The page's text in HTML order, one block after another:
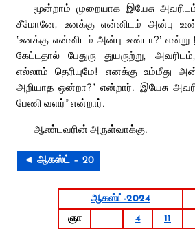
மூன்றாம் முறையாக இயேசு
சீமோனே, உனக்கு என்னிடம் அன்பு
‘உனக்கு என்னிடம் அன்பு உண்டா?’ என்று
கேட்டதால் பேதுரு துயருற்று,
எல்லாம் தெரியுமே! எனக்கு உம்மீது
அறியாத ஒன்றா?” என்றார். இயேசு
பேணி வளர்” என்றார்.
ஆண்டவரின் அருள்வாக்கு.
◄ ஆகஸ்ட் – 20
ஆகஸ்ட்-2024
ஞா
4 11